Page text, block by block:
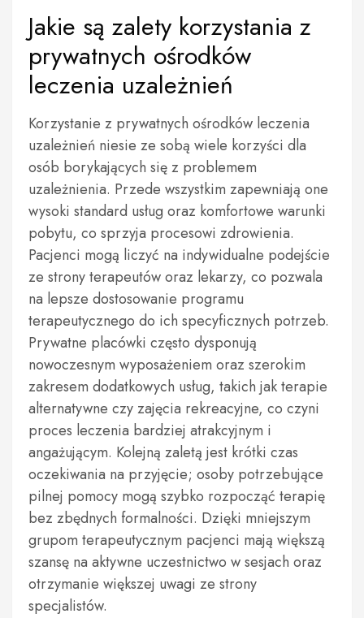
Jakie są zalety korzystania z
prywatnych ośrodków
leczenia uzależnień
Korzystanie z prywatnych ośrodków leczenia
uzależnień niesie ze sobą wiele korzyści dla
osób borykających się z problemem
uzależnienia. Przede wszystkim zapewniają one
wysoki standard usług oraz komfortowe warunki
pobytu, co sprzyja procesowi zdrowienia.
Pacjenci mogą liczyć na indywidualne podejście
ze strony terapeutów oraz lekarzy, co pozwala
na lepsze dostosowanie programu
terapeutycznego do ich specyficznych potrzeb.
Prywatne placówki często dysponują
nowoczesnym wyposażeniem oraz szerokim
zakresem dodatkowych usług, takich jak terapie
alternatywne czy zajęcia rekreacyjne, co czyni
proces leczenia bardziej atrakcyjnym i
angażującym. Kolejną zaletą jest krótki czas
oczekiwania na przyjęcie; osoby potrzebujące
pilnej pomocy mogą szybko rozpocząć terapię
bez zbędnych formalności. Dzięki mniejszym
grupom terapeutycznym pacjenci mają większą
szansę na aktywne uczestnictwo w sesjach oraz
otrzymanie większej uwagi ze strony
specjalistów.